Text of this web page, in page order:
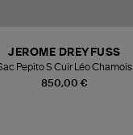
850,00 €
JEROME DREYFUSS
Pepito S Cuir Léo Chamois